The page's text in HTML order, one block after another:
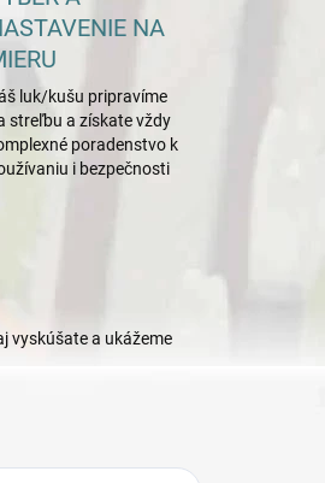
NA
luk/kušu pripravíme
streľbu a získate vždy
poradenstvo k
i bezpečnosti
vyskúšate a ukážeme